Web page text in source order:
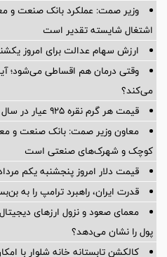
وزیر صمت: عملکرد بانک صنعت و
اشتغال شایسته تقدیر است
ارزش سهام عدالت برای امروز یکشنبه ۴ مرداد ۱۴۰۵ +
وقتی درمان هم اقساطی می‌شود؛ آیا
می‌کند؟
قیمت هر گرم نقره ۹۲۵ عیار در سال ۱۴۰۵
معاون وزیر صمت: بانک صنعت و
کوچک و شهرک‌های صنعتی است
قیمت دلار امروز پنجشنبه یکم مردادماه
قدرت ایران، راهبرد ترامپ را به
معمای صعود و نزول ارزهای
پول را نشان می‌دهد؟
کالکشن تابستانه خانه شلوار با